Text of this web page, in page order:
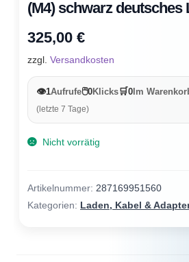
(M4) schwarz deutsches
325,00 €
zzgl. Versandkosten
👁️1Aufrufe🖱️0Klicks🛒0Im
(letzte 7 Tage)
Nicht vorrätig
Artikelnummer: 287169951560
Kategorien: Laden, Kabel &